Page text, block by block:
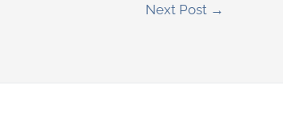
Next Post →